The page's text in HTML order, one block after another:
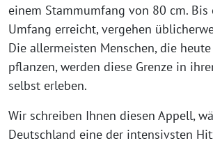
einem Stammumfang von 80 cm. Bis
Umfang erreicht, vergehen
Die allermeisten Menschen, die
pflanzen, werden diese Grenze in
selbst erleben.
Wir schreiben Ihnen diesen Appell,
Deutschland eine der intensivsten